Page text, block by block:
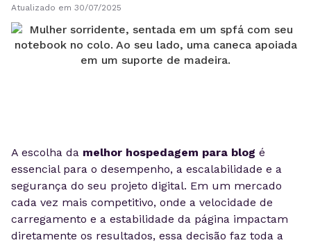
Atualizado em 30/07/2025
A escolha da melhor hospedagem para blog é
essencial para o desempenho, a escalabilidade e a
segurança do seu projeto digital. Em um mercado
cada vez mais competitivo, onde a velocidade de
carregamento e a estabilidade da página impactam
diretamente os resultados, essa decisão faz toda a